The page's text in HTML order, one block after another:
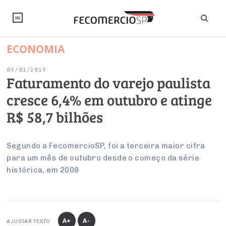
NOTÍCIAS
Artigos
Institucional
PROJETOS ESPECIAIS:
UM BRASIL
Economia
Pesquisas
Brasil
Internacional
Inteligência Artificial
Legislação
Trabalho
Empresas
Negócios
Varejo
ESG
Últimas Notícias
PESQUISAS
FALE CONOSCO
INSTITUCIONAL
Sobre
Negociações Coletivas
Conselho de Turismo
Conselho de Emprego e Relações do Trabalho
EMPRESAS
ECONOMIA
09/01/2019
Faturamento do varejo paulista
cresce 6,4% em outubro e atinge
R$ 58,7 bilhões
Segundo a FecomercioSP, foi a terceira maior cifra
para um mês de outubro desde o começo da série
histórica, em 2008
AJUSTAR TEXTO A+ A-